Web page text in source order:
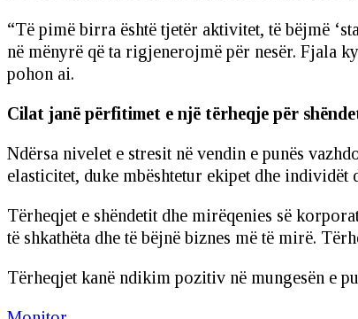
“Të pimë birra është tjetër aktivitet, të bëjmë
në mënyrë që ta rigjenerojmë për nesër. Fjala
pohon ai.
Cilat janë përfitimet e një tërheqje për
Ndërsa nivelet e stresit në vendin e punës
elasticitet, duke mbështetur ekipet dhe
Tërheqjet e shëndetit dhe mirëqenies së
të shkathëta dhe të bëjnë biznes më të mirë.
Tërheqjet kanë ndikim pozitiv në mungesën e